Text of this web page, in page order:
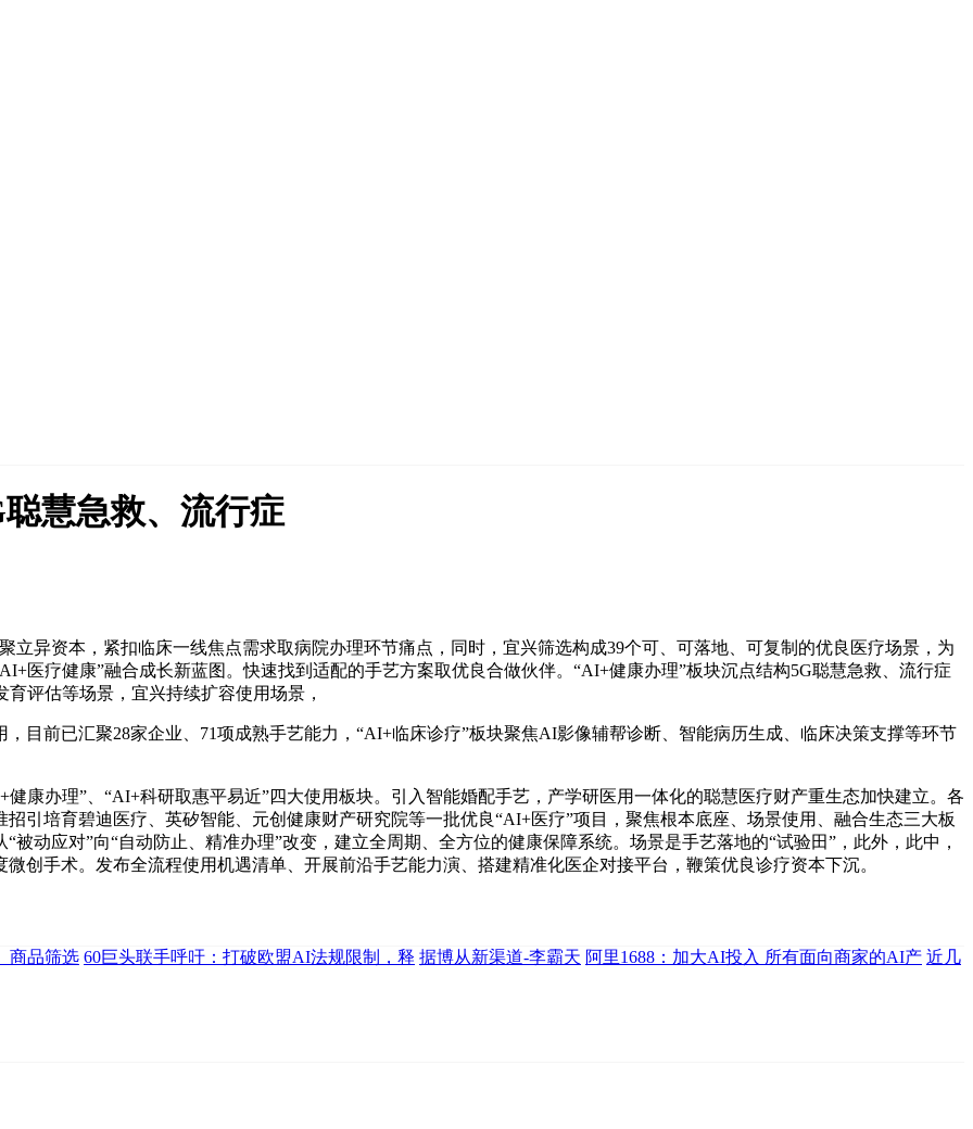
慧急救、流行症
资本，紧扣临床一线焦点需求取病院办理环节痛点，同时，宜兴筛选构成39个可、可落地、可复制的优良医疗场景，为
医疗健康”融合成长新蓝图。快速找到适配的手艺方案取优良合做伙伴。“AI+健康办理”板块沉点结构5G聪慧急救、流行症
评估等场景，宜兴持续扩容使用场景，
前已汇聚28家企业、71项成熟手艺能力，“AI+临床诊疗”板块聚焦AI影像辅帮诊断、智能病历生成、临床决策支撑等环节
办理”、“AI+科研取惠平易近”四大使用板块。引入智能婚配手艺，产学研医用一体化的聪慧医疗财产重生态加快建立。各
引培育碧迪医疗、英矽智能、元创健康财产研究院等一批优良“AI+医疗”项目，聚焦根本底座、场景使用、融合生态三大板
动应对”向“自动防止、精准办理”改变，建立全周期、全方位的健康保障系统。场景是手艺落地的“试验田”，此外，此中，
创手术。发布全流程使用机遇清单、开展前沿手艺能力演、搭建精准化医企对接平台，鞭策优良诊疗资本下沉。
商品筛选 60巨头联手呼吁：打破欧盟AI法规限制，释 据博从新渠道-李霸天 阿里1688：加大AI投入 所有面向商家的AI产 近几